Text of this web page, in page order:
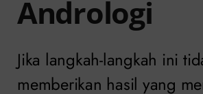
Andrologi
Jika langkah-langkah ini
memberikan hasil yang